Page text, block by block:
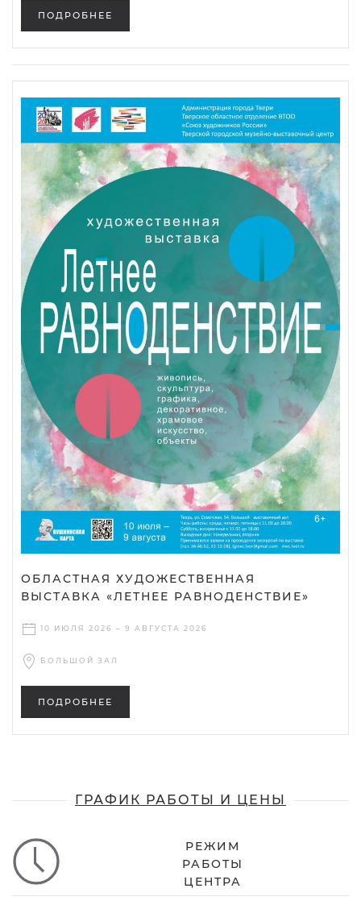
ПОДРОБНЕЕ
ОБЛАСТНАЯ ХУДОЖЕСТВЕННАЯ
ВЫСТАВКА «ЛЕТНЕЕ РАВНОДЕНСТВИЕ»
10 ИЮЛЯ 2026 – 9 АВГУСТА 2026
БОЛЬШОЙ ЗАЛ
ПОДРОБНЕЕ
ГРАФИК РАБОТЫ И ЦЕНЫ
РЕЖИМ
РАБОТЫ
ЦЕНТРА